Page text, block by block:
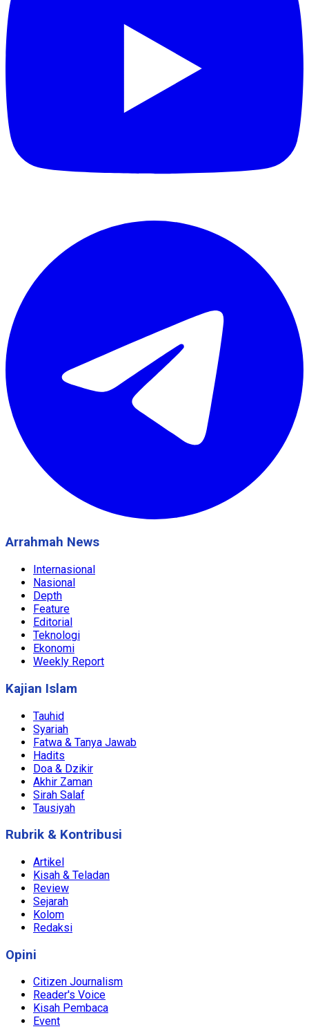
Arrahmah News
Internasional
Nasional
Depth
Feature
Editorial
Teknologi
Ekonomi
Weekly Report
Kajian Islam
Tauhid
Syariah
Fatwa & Tanya Jawab
Hadits
Doa & Dzikir
Akhir Zaman
Sirah Salaf
Tausiyah
Rubrik & Kontribusi
Artikel
Kisah & Teladan
Review
Sejarah
Kolom
Redaksi
Opini
Citizen Journalism
Reader's Voice
Kisah Pembaca
Event